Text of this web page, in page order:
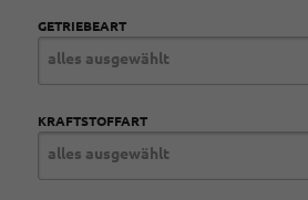
GETRIEBEART
alles ausgewählt
KRAFTSTOFFART
alles ausgewählt